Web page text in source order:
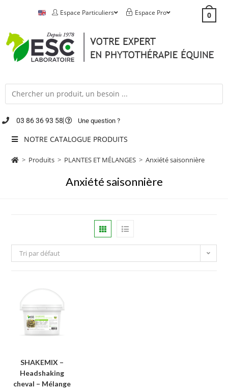
Espace Particuliers Espace Pro 0
03 86 36 93 58 Une question ?
NOTRE CATALOGUE PRODUITS
> Produits > PLANTES ET MÉLANGES > Anxiété saisonnière
Anxiété saisonnière
Tri par défaut
SHAKEMIX –
Headshaking
cheval – Mélange